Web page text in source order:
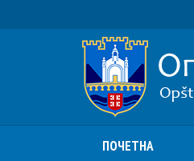
ПОЧЕТНА